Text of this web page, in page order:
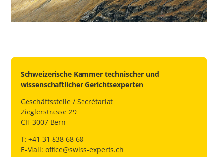
Schweizerische Kammer technischer und
wissenschaftlicher Gerichtsexperten
Geschäftsstelle / Secrétariat
Zieglerstrasse 29
CH-3007 Bern
T: +41 31 838 68 68
E-Mail:office@swiss-experts.ch